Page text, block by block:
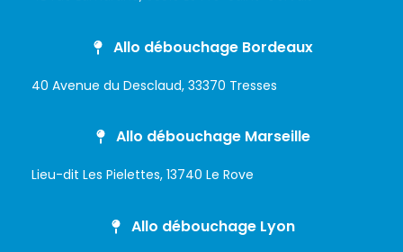
Allo débouchage Bordeaux
40 Avenue du Desclaud, 33370 Tresses
Allo débouchage Marseille
Lieu-dit Les Pielettes, 13740 Le Rove
Allo débouchage Lyon